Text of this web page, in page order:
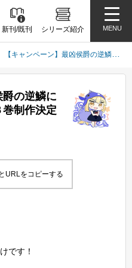
新刊/既刊 シリーズ紹介 MENU
【キャンペーン】最凶侯爵の逆鱗に触れた者達の末路２＆３巻制作決定キャンペーン
爵の逆鱗に
制作決定
URLをコピーする
です！